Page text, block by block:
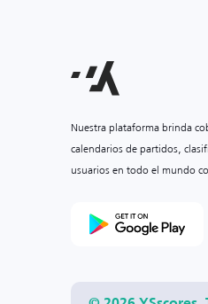
Nuestra plataforma brinda
calendarios de partidos,
usuarios en todo el mundo